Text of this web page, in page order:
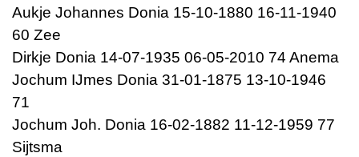
Aukje Johannes Donia 15-10-1880 16-11-1940
60 Zee
Dirkje Donia 14-07-1935 06-05-2010 74 Anema
Jochum IJmes Donia 31-01-1875 13-10-1946
71
Jochum Joh. Donia 16-02-1882 11-12-1959 77
Sijtsma